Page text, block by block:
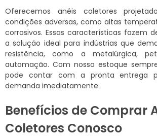
Oferecemos anéis coletores
condições adversas, como altas
corrosivos. Essas características fazem
a solução ideal para indústrias que
resistência, como a metalúrgica,
automação. Com nosso estoque
pode contar com a pronta entrega
demanda imediatamente.
Benefícios de Comprar
Coletores Conosco